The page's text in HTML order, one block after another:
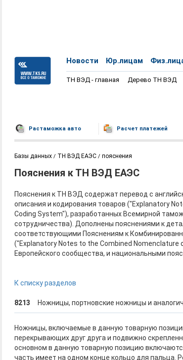
Новости Юр.лицам
ТН ВЭД - главная Дерево ТН ВЭД
Растаможка авто Расчет платежей
Базы данных ТН ВЭД ЕАЭС пояснения
Пояснения к ТН ВЭД ЕАЭС
Пояснения к ТН ВЭД содержат перевод с
описания и кодирования товаров ("Explanatory
Coding System"), разработанных Всемирной
сотрудничества). Дополнены пояснениями к
соответствующими Пояснениям к
("Explanatory Notes to the Combined Nomenclature
Европейского сообщества, и национальными
К списку разделов
8213 Ножницы, портновские ножницы и
Ножницы, включаемые в данную товарную
перекрывающих друг друга и подвижно
основном в данную товарную позицию
часть имеет на одном конце кольцо для пальца.